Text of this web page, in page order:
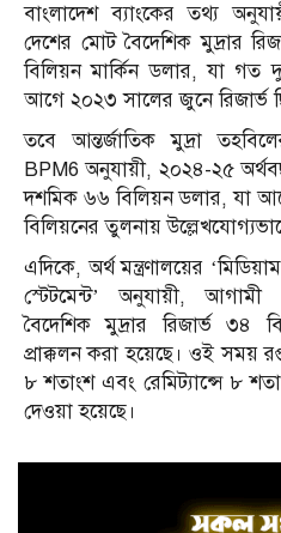
বাংলাদেশ ব্যাংকের তথ্য
দেশের মোট বৈদেশিক মুদ্রার
বিলিয়ন মার্কিন ডলার, যা গত
আগে ২০২৩ সালের জুনে রিজার্ভ
তবে আন্তর্জাতিক মুদ্রা
BPM6 অনুযায়ী, ২০২৪-২৫
দশমিক ৬৬ বিলিয়ন ডলার, যা
বিলিয়নের তুলনায়
এদিকে, অর্থ মন্ত্রণালয়ের
স্টেটমেন্ট’ অনুযায়ী,
বৈদেশিক মুদ্রার রিজার্ভ ৩৪
প্রাক্কলন করা হয়েছে। ওই সময়
৮ শতাংশ এবং রেমিট্যান্সে ৮
দেওয়া হয়েছে।